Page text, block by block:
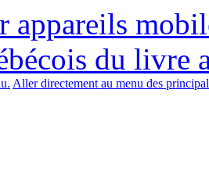
appareils
du livre
Aller directement au menu des